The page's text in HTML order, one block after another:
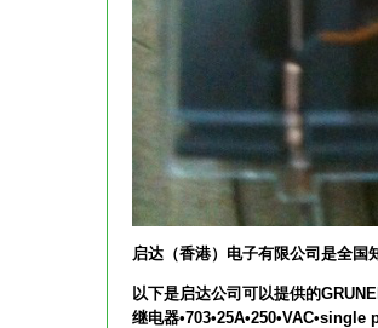
启达（香港）电子有限公司是全国
以下是启达公司可以提供的
继电器•703•25A•250•VAC•single